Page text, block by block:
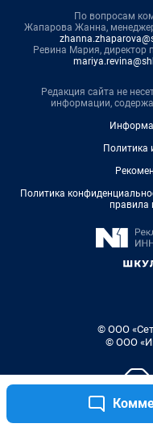
По вопросам
Жапарова Жанна,
Ревина Мария, директор
Редакция сайта не
информации,
Политика
Политика
правила
© ООО
© ООО